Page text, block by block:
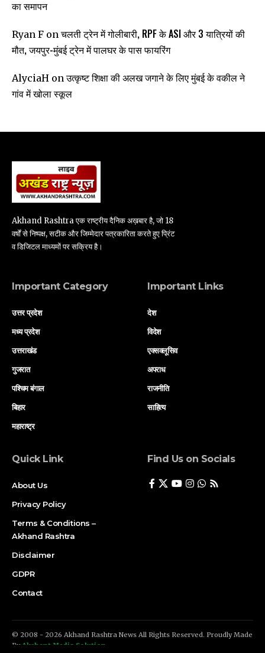
का समापन
Ryan F onचलती ट्रेन में गोलीबारी, RPF के ASI और 3 यात्रियों की
मौत, जयपुर-मुंबई ट्रेन में पालघर के पास फायरिंग
AlyciaH onउत्कृष्ट शिक्षा की अलख जगाने के लिए मुंबई के वकील ने
गांव में खोला स्कूल
Akhand Rashtra एक राष्ट्रीय दैनिक अख़बार है, जो 18
वर्षों से निष्पक्ष, सटीक और जिम्मेदार पत्रकारिता करते हुए प्रिंट
व डिजिटल माध्यमों पर सक्रिय है।
Important Category
उत्तर प्रदेश
मध्य प्रदेश
उत्तराखंड
गुजरात
पश्चिम बंगाल
बिहार
महाराष्ट्र
Important Links
देश
विदेश
एक्सक्लूसिव
अपराध
राजनीति
साहित्य
Quick Link
About Us
Privacy Policy
Terms & Conditions –
Akhand Rashtra
Disclaimer
GDPR
Contact
Find Us on Socials
© 2008 - 2026 Akhand Rashtra News All Rights Reserved. Proudly Made
By Akshant Media Solution